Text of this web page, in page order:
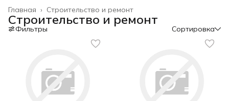
Строительство и ремонт
Главная ›
Строительство и ремонт
Фильтры Сортировка